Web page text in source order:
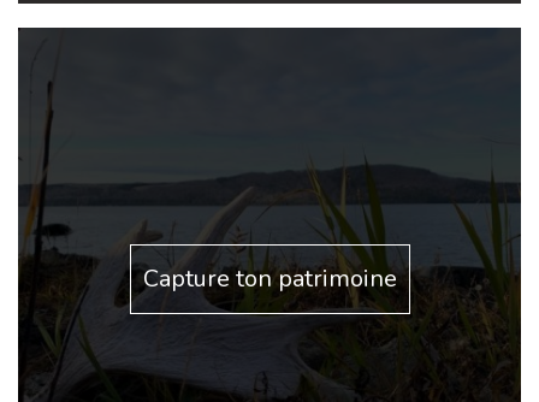
Capture ton patrimoine